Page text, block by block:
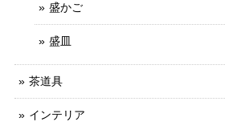
盛かご
盛皿
茶道具
インテリア